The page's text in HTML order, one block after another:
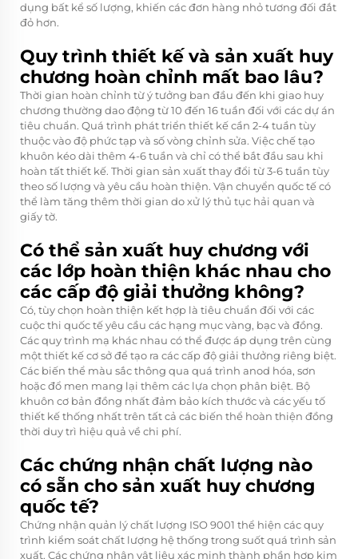
dụng bất kể số lượng, khiến các đơn hàng nhỏ tương đối đắt
đỏ hơn.
Quy trình thiết kế và sản xuất huy
chương hoàn chỉnh mất bao lâu?
Thời gian hoàn chỉnh từ ý tưởng ban đầu đến khi giao huy
chương thường dao động từ 10 đến 16 tuần đối với các dự án
tiêu chuẩn. Quá trình phát triển thiết kế cần 2-4 tuần tùy
thuộc vào độ phức tạp và số vòng chỉnh sửa. Việc chế tạo
khuôn kéo dài thêm 4-6 tuần và chỉ có thể bắt đầu sau khi
hoàn tất thiết kế. Thời gian sản xuất thay đổi từ 3-6 tuần tùy
theo số lượng và yêu cầu hoàn thiện. Vận chuyển quốc tế có
thể làm tăng thêm thời gian do xử lý thủ tục hải quan và
giấy tờ.
Có thể sản xuất huy chương với
các lớp hoàn thiện khác nhau cho
các cấp độ giải thưởng không?
Có, tùy chọn hoàn thiện kết hợp là tiêu chuẩn đối với các
cuộc thi quốc tế yêu cầu các hạng mục vàng, bạc và đồng.
Các quy trình mạ khác nhau có thể được áp dụng trên cùng
một thiết kế cơ sở để tạo ra các cấp độ giải thưởng riêng biệt.
Các biến thể màu sắc thông qua quá trình anod hóa, sơn
hoặc đổ men mang lại thêm các lựa chọn phân biệt. Bộ
khuôn cơ bản đồng nhất đảm bảo kích thước và các yếu tố
thiết kế thống nhất trên tất cả các biến thể hoàn thiện đồng
thời duy trì hiệu quả về chi phí.
Các chứng nhận chất lượng nào
có sẵn cho sản xuất huy chương
quốc tế?
Chứng nhận quản lý chất lượng ISO 9001 thể hiện các quy
trình kiểm soát chất lượng hệ thống trong suốt quá trình sản
xuất. Các chứng nhận vật liệu xác minh thành phần hợp kim